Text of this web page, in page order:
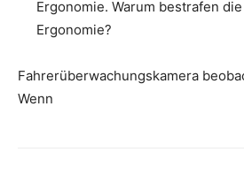
Ergonomie. Warum bestrafen
Ergonomie?
Fahrerüberwachungskamera
Wenn